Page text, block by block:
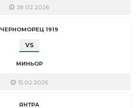
28.02.2026
ЧЕРНОМОРЕЦ 1919
VS
МИНЬОР
15.02.2026
ЯНТРА